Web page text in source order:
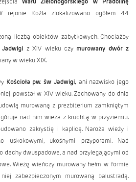
rejonie Koźla zlokalizowano ogółem 44
liczbą obiektów zabytkowych. Chociażby
Jadwigi z XIV wieku czy murowany dwór z
w wieku XIX.
Kościoła pw. św Jadwigi, ani nazwisko jego
powstał w XIV wieku. Zachowany do dnia
murowaną z prezbiterium zamkniętym
nad nim wieża z kruchtą w przyziemiu.
zakrystię i kaplicę. Naroża wieży i
uskokowymi, ukośnymi przyporami. Nad
dachy dwuspadowe, a nad przylegającymi od
Wieżę wieńczy murowany hełm w formie
zabezpieczonym murowaną balustradą.